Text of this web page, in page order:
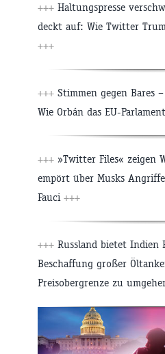
+++ Haltungspresse
deckt auf: Wie Twitter
+++
+++ Stimmen gegen Bares
Wie Orbán das EU-
+++ »Twitter Files« zeigen
empört über Musks
Fauci +++
+++ Russland bietet Indien
Beschaffung großer
Preisobergrenze zu